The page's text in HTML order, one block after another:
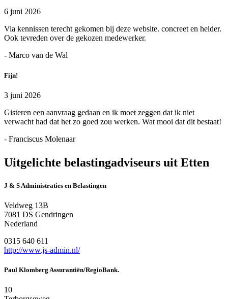
6 juni 2026
Via kennissen terecht gekomen bij deze website. concreet en helder.
Ook tevreden over de gekozen medewerker.
- Marco van de Wal
Fijn!
3 juni 2026
Gisteren een aanvraag gedaan en ik moet zeggen dat ik niet
verwacht had dat het zo goed zou werken. Wat mooi dat dit bestaat!
- Franciscus Molenaar
Uitgelichte belastingadviseurs uit Etten
J & S Administraties en Belastingen
Veldweg 13B
7081 DS Gendringen
Nederland
0315 640 611
http://www.js-admin.nl/
Paul Klomberg Assurantiën/RegioBank.
10